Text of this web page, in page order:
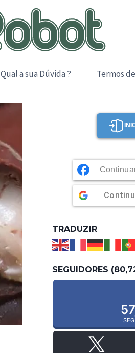
Qual a sua Dúvida ? Termos
TRADUZIR
SEGUIDORES